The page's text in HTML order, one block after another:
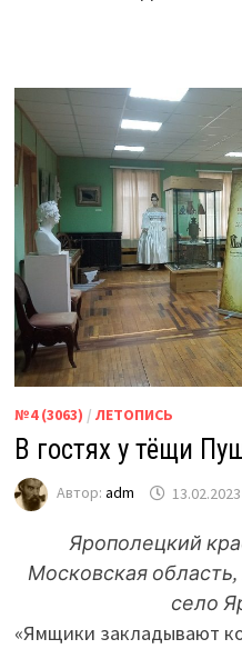
№4 (3063) / ЛЕТОПИСЬ
В гостях у тёщи
Автор: adm 13.02.2023
Ярополецкий
Московская
село
«Ямщики закладывают